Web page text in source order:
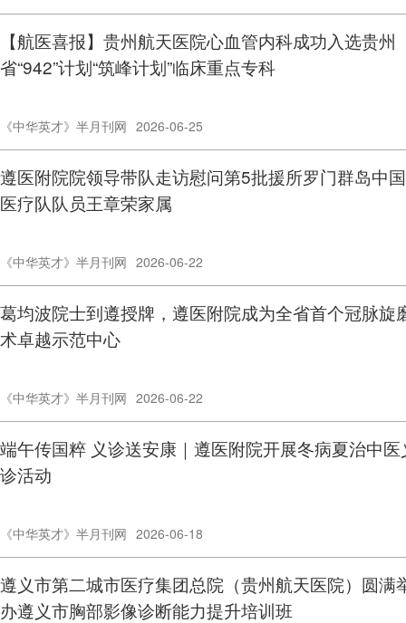
【航医喜报】贵州航天医院心血管内科成功入选贵州
省“942”计划“筑峰计划”临床重点专科
《中华英才》半月刊网 2026-06-25
遵医附院院领导带队走访慰问第5批援所罗门群岛中国
医疗队队员王章荣家属
《中华英才》半月刊网 2026-06-22
葛均波院士到遵授牌，遵医附院成为全省首个冠脉旋
术卓越示范中心
《中华英才》半月刊网 2026-06-22
端午传国粹 义诊送安康｜遵医附院开展冬病夏治中医
诊活动
《中华英才》半月刊网 2026-06-18
遵义市第二城市医疗集团总院（贵州航天医院）圆满
办遵义市胸部影像诊断能力提升培训班